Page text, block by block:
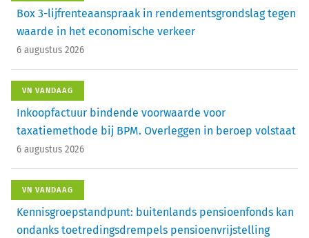
Box 3-lijfrenteaanspraak in rendementsgrondslag tegen
waarde in het economische verkeer
6 augustus 2026
VN VANDAAG
Inkoopfactuur bindende voorwaarde voor
taxatiemethode bij BPM. Overleggen in beroep volstaat
6 augustus 2026
VN VANDAAG
Kennisgroepstandpunt: buitenlands pensioenfonds kan
ondanks toetredingsdrempels pensioenvrijstelling